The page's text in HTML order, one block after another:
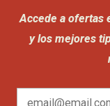
Accede a ofertas
y los mejores